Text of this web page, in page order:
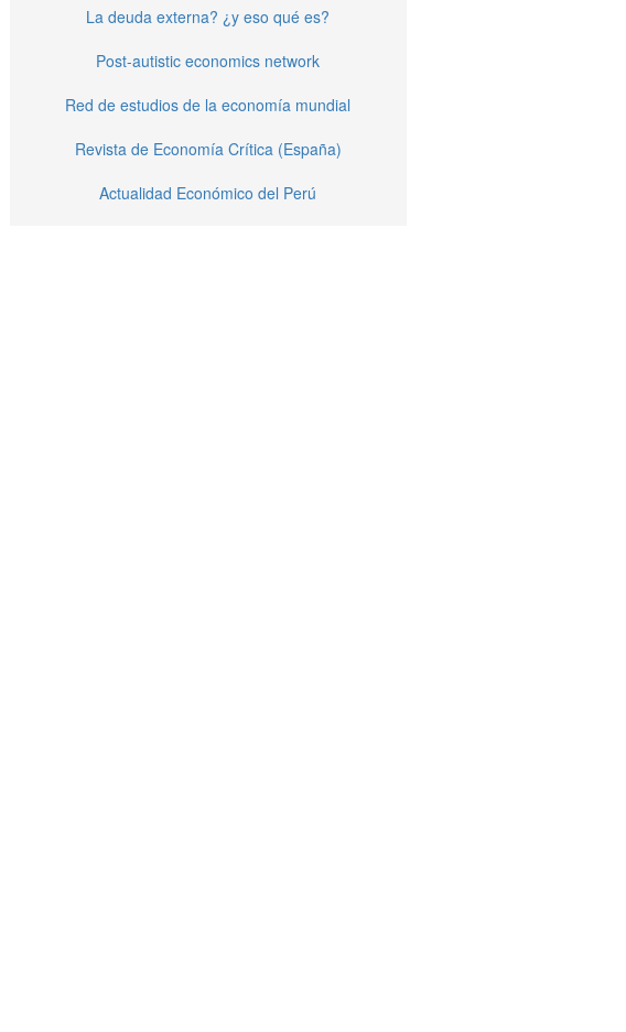
La deuda externa? ¿y eso qué es?
Post-autistic economics network
Red de estudios de la economía mundial
Revista de Economía Crítica (España)
Actualidad Económico del Perú